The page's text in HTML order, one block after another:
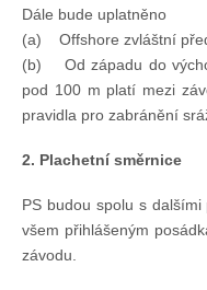
Dále bude uplatněno
(a) Offshore zvláštní
(b) Od západu do
pod 100 m platí mezi
pravidla pro zabránění
2. Plachetní směrnice
PS budou spolu s
všem přihlášeným
závodu.